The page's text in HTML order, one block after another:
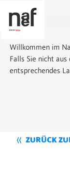
Willkommen im
Falls Sie nicht
entsprechendes
ZURÜCK